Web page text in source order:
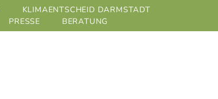
KLIMAENTSCHEID DARMSTADT
PRESSE BERATUNG